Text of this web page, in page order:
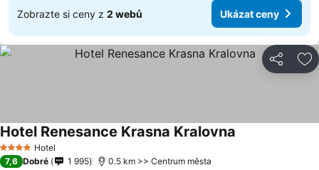
Zobrazte si ceny z 2 webů Ukázat ceny
Sdílet
4 Počet hvězdiček
Hotel
Hotel Renesance Krasna Kralovna
7,6 Dobré 1 995 0.5 km >> Centrum města